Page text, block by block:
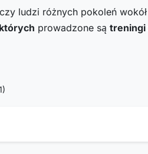
ludzi różnych pokoleń
prowadzone są treningi